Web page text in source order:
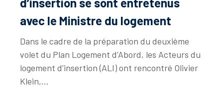
avec le Ministre du logement
Dans le cadre de la préparation du deuxième
volet du Plan Logement d’Abord, les Acteurs du
logement d’insertion (ALI) ont rencontré Olivier
Klein,...